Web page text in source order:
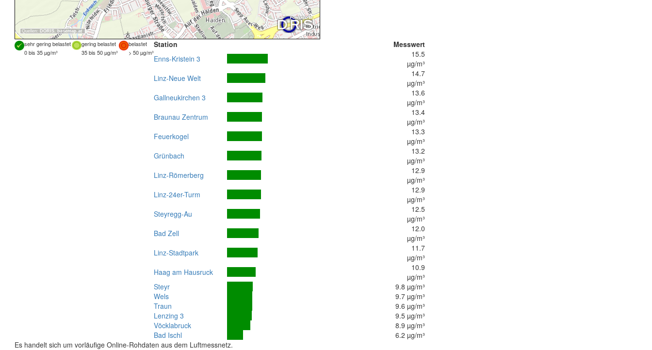
Quellen: DORIS, basemap.at
sehr gering belastet gering belastet
belastet
0 bis 35 µg/m³
35 bis 50 µg/m³ > 50 µg/m³
Station
Messwert
Enns-Kristein 3
15.5
µg/m³
Linz-Neue Welt
14.7
µg/m³
Gallneukirchen 3
13.6
µg/m³
Braunau Zentrum
13.4
µg/m³
Feuerkogel
13.3
µg/m³
Grünbach
13.2
µg/m³
Linz-Römerberg
12.9
µg/m³
Linz-24er-Turm
12.9
µg/m³
Steyregg-Au
12.5
µg/m³
Bad Zell
12.0
µg/m³
Linz-Stadtpark
11.7
µg/m³
Haag am Hausruck
10.9
µg/m³
Steyr
9.8 µg/m³
Wels
9.7 µg/m³
Traun
9.6 µg/m³
Lenzing 3
9.5 µg/m³
Vöcklabruck
8.9 µg/m³
Bad Ischl
6.2 µg/m³
Es handelt sich um vorläufige Online-Rohdaten aus dem Luftmessnetz.